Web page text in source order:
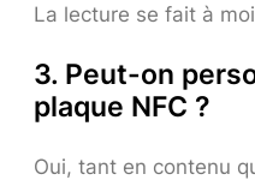
La lecture se fait à
3. Peut-on
plaque NFC ?
Oui, tant en contenu